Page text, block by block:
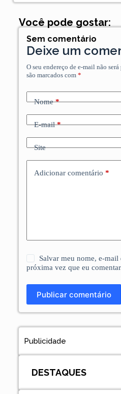
Você pode gostar:
Sem comentário
Deixe um
O seu endereço de e-mail não
são marcados com *
Nome*
E-mail*
Site
Adicionar comentário *
Salvar meu nome, e-mail
próxima vez que eu
Publicar comentário
Publicidade
DESTAQUES